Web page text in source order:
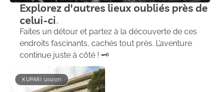
Explorez d'autres lieux oubliés près de
celui-ci
Faites un détour et partez à la découverte de ces
endroits fascinants, cachés tout près. L’aventure
continue juste à côté ! 🗝️
KUPARI (20207)